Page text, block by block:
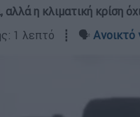
η κλιματική κρίση
1 λεπτό ┋ 🗣️ Ανοικτό